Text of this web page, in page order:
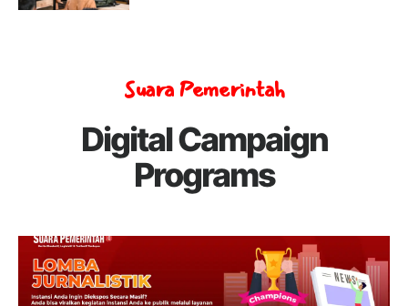
Suara Pemerintah
Digital Campaign
Programs